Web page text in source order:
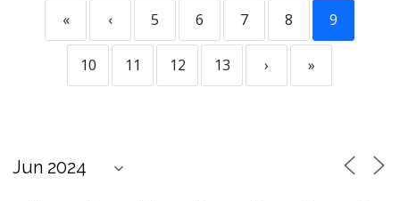
« ‹ 5 6 7 8 9
10 11 12 13 › »